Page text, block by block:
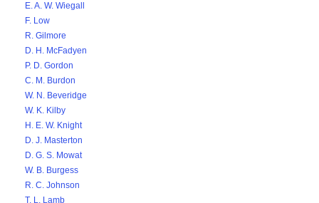
E. A. W. Wiegall
F. Low
R. Gilmore
D. H. McFadyen
P. D. Gordon
C. M. Burdon
W. N. Beveridge
W. K. Kilby
H. E. W. Knight
D. J. Masterton
D. G. S. Mowat
W. B. Burgess
R. C. Johnson
T. L. Lamb